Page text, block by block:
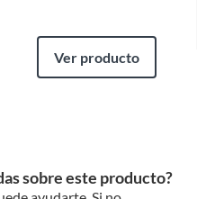
Ver producto
sobre este producto?